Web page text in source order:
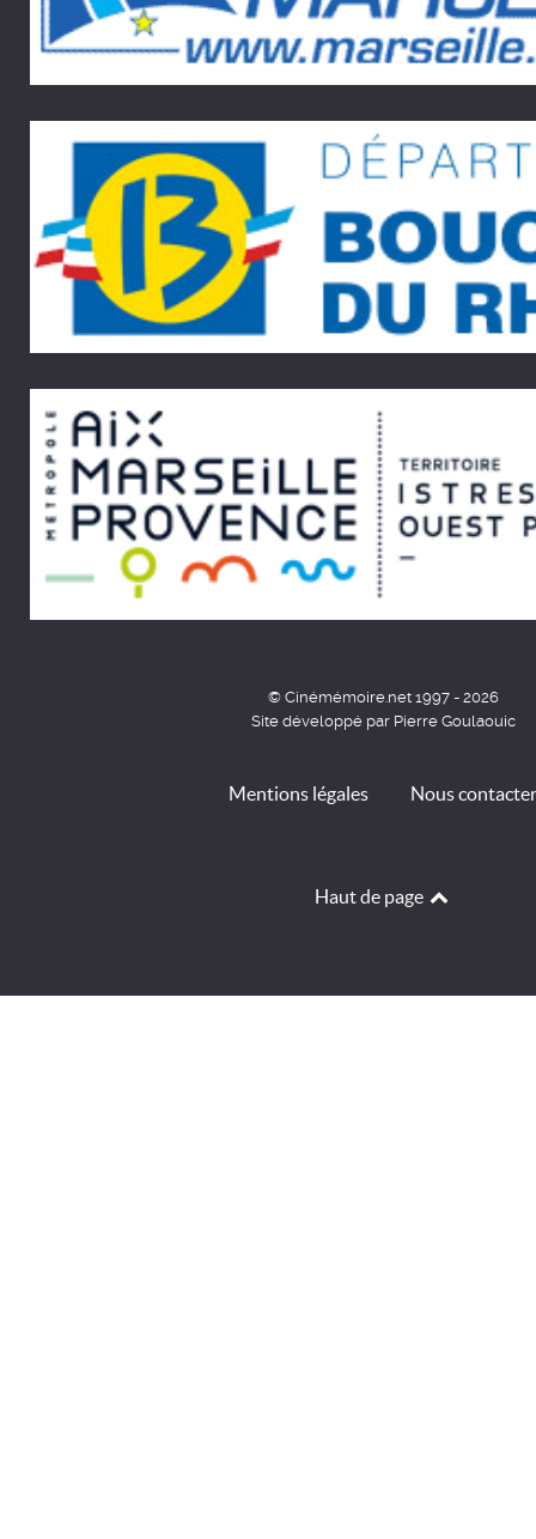
© Cinémémoire.net 1997 - 2026
Site développé par Pierre Goulaouic
Mentions légales Nous contacter
Haut de page